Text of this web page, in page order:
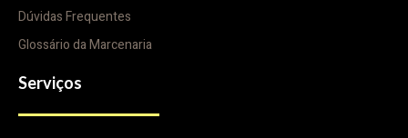
Dúvidas Frequentes
Glossário da Marcenaria
Serviços